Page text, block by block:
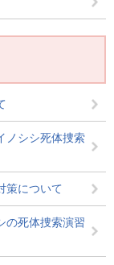
ノシシ死体捜索
策について
の死体捜索演習